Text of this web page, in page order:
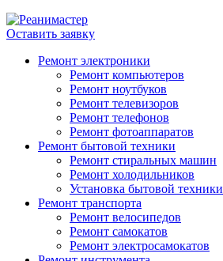
Оставить заявку
Ремонт электроники
Ремонт компьютеров
Ремонт ноутбуков
Ремонт телевизоров
Ремонт телефонов
Ремонт фотоаппаратов
Ремонт бытовой техники
Ремонт стиральных машин
Ремонт холодильников
Установка бытовой техники
Ремонт транспорта
Ремонт велосипедов
Ремонт самокатов
Ремонт электросамокатов